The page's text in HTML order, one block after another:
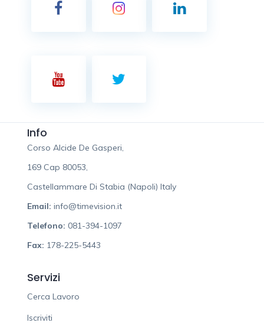
Info
Corso Alcide De Gasperi,
169 Cap 80053,
Castellammare Di Stabia (Napoli) Italy
Email: info@timevision.it
Telefono: 081-394-1097
Fax: 178-225-5443
Servizi
Cerca Lavoro
Iscriviti